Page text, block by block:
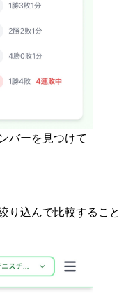
バーを見つけて
り込んで比較すること